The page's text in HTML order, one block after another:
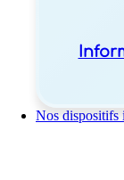
Nos dispositifs